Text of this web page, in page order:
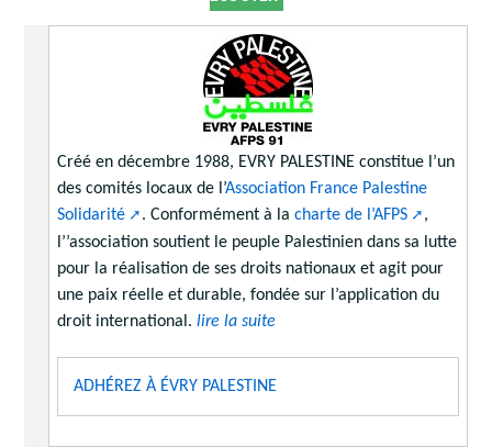
Créé en décembre 1988, EVRY PALESTINE constitue l’un
des comités locaux de l’Association France Palestine
Solidarité
. Conformément à la charte de l’AFPS
,
l’’association soutient le peuple Palestinien dans sa lutte
pour la réalisation de ses droits nationaux et agit pour
une paix réelle et durable, fondée sur l’application du
droit international. lire la suite
ADHÉREZ À ÉVRY PALESTINE